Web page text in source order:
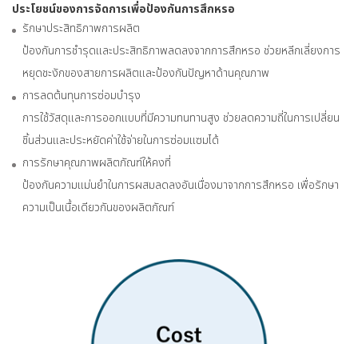
ประโยชน์ของการจัดการเพื่อป้องกันการสึกหรอ
รักษาประสิทธิภาพการผลิต
ป้องกันการชำรุดและประสิทธิภาพลดลงจากการสึกหรอ ช่วยหลีกเลี่ยงการ
หยุดชะงักของสายการผลิตและป้องกันปัญหาด้านคุณภาพ
การลดต้นทุนการซ่อมบำรุง
การใช้วัสดุและการออกแบบที่มีความทนทานสูง ช่วยลดความถี่ในการเปลี่ยน
ชิ้นส่วนและประหยัดค่าใช้จ่ายในการซ่อมแซมได้
การรักษาคุณภาพผลิตภัณฑ์ให้คงที่
ป้องกันความแม่นยำในการผสมลดลงอันเนื่องมาจากการสึกหรอ เพื่อรักษา
ความเป็นเนื้อเดียวกันของผลิตภัณฑ์